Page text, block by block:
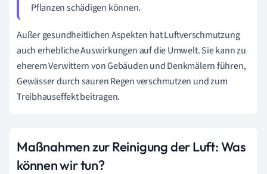
Pflanzen schädigen können.
Außer gesundheitlichen Aspekten hat Luftverschmutzung
auch erhebliche Auswirkungen auf die Umwelt. Sie kann zu
eherem Verwittern von Gebäuden und Denkmälern führen,
Gewässer durch sauren Regen verschmutzen und zum
Treibhauseffekt beitragen.
Maßnahmen zur Reinigung der Luft: Was
können wir tun?